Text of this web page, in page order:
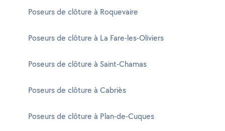
Poseurs de clôture à Roquevaire
Poseurs de clôture à La Fare-les-Oliviers
Poseurs de clôture à Saint-Chamas
Poseurs de clôture à Cabriès
Poseurs de clôture à Plan-de-Cuques